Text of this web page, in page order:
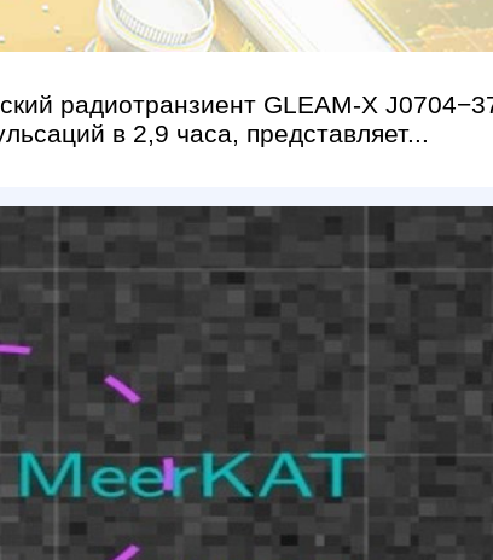
радиотранзиент GLEAM-X
в 2,9 часа, представляет...